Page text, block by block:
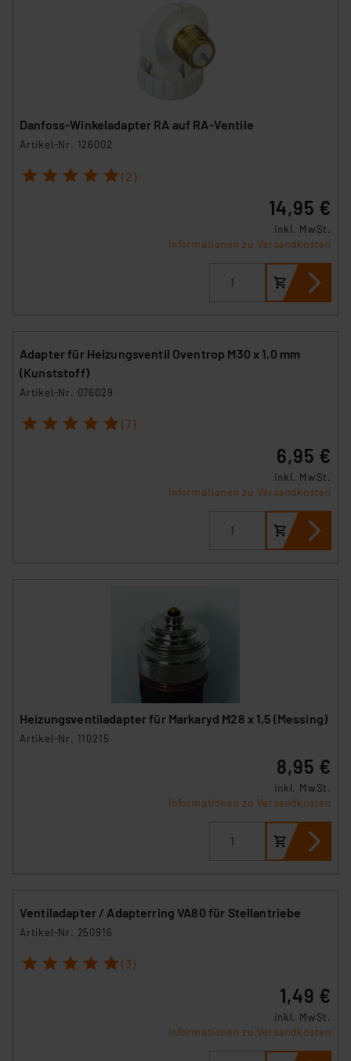
Europäischen Kommission sowie einer eigenen
Beurteilung der mit der Datenübermittlung,
insbesondere der Art der übermittelten Daten,
verbundenen Risiken.“
Danfoss-Winkeladapter RA auf RA-Ventile
Artikel-Nr. 126002
1 2 3 4 5 (2)
14,95 €
inkl. MwSt.
Informationen zu Versandkosten
Adapter für Heizungsventil Oventrop M30 x 1,0 mm
(Kunststoff)
Artikel-Nr. 076029
1 2 3 4 5 (7)
6,95 €
inkl. MwSt.
Informationen zu Versandkosten
Heizungsventiladapter für Markaryd M28 x 1,5 (Messing)
Artikel-Nr. 110215
8,95 €
inkl. MwSt.
Informationen zu Versandkosten
Ventiladapter / Adapterring VA80 für Stellantriebe
Artikel-Nr. 250916
1 2 3 4 5 (3)
1,49 €
inkl. MwSt.
Informationen zu Versandkosten